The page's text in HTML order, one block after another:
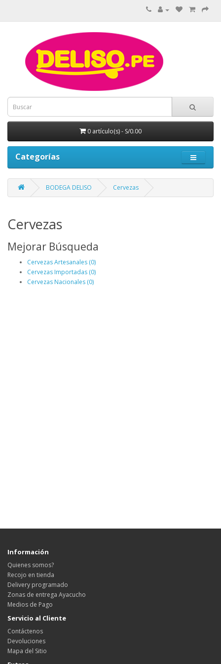
0 artículo(s) - S/0.00
Categorías
BODEGA DELISO Cervezas
Cervezas
Mejorar Búsqueda
Cervezas Artesanales (0)
Cervezas Importadas (0)
Cervezas Nacionales (0)
Información
Quienes somos?
Recojo en tienda
Delivery programado
Zonas de entrega Ayacucho
Medios de Pago
Servicio al Cliente
Contáctenos
Devoluciones
Mapa del Sitio